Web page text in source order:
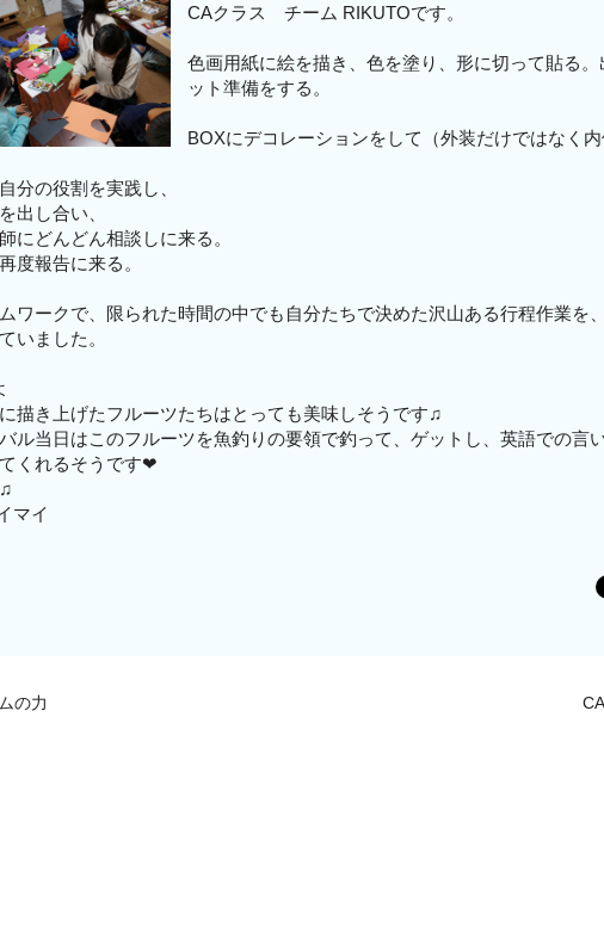
CAクラス チーム RIKUTOです。
色画用紙に絵を描き、色を塗り、形に切って貼る
ット準備をする。
BOXにデコレーションをして（外装だけではなく内
分の役割を実践し、
出し合い、
にどんどん相談しに来る。
度報告に来る。
ワークで、限られた時間の中でも自分たちで決めた沢山ある行程作業を
いました。
描き上げたフルーツたちはとっても美味しそうです♫
ル当日はこのフルーツを魚釣りの要領で釣って、ゲットし、英語での言
くれるそうです❤︎
マイ
の力